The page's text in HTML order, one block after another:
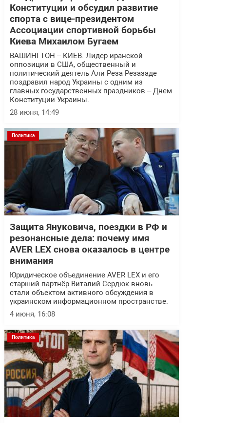
Конституции и обсудил развитие
спорта с вице-президентом
Ассоциации спортивной борьбы
Киева Михаилом Бугаем
ВАШИНГТОН – КИЕВ. Лидер иранской
оппозиции в США, общественный и
политический деятель Али Реза Резазаде
поздравил народ Украины с одним из
главных государственных праздников – Днем
Конституции Украины.
28 июня, 14:49
Политика
Защита Януковича, поездки в РФ и
резонансные дела: почему имя
AVER LEX снова оказалось в центре
внимания
Юридическое объединение AVER LEX и его
старший партнёр Виталий Сердюк вновь
стали объектом активного обсуждения в
украинском информационном пространстве.
4 июня, 16:08
Политика